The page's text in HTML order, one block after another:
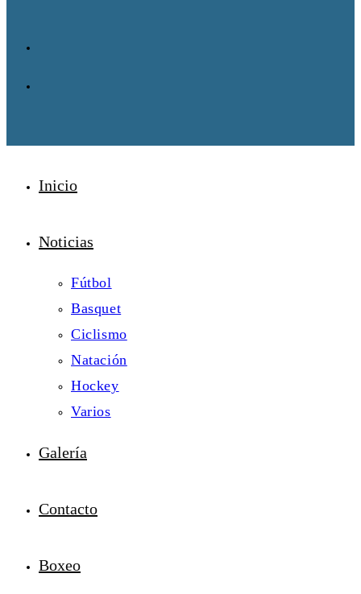
Inicio
Noticias
Fútbol
Basquet
Ciclismo
Natación
Hockey
Varios
Galería
Contacto
Boxeo